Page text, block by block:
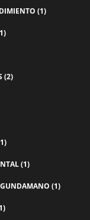
(1)
(2)
(1)
(1)